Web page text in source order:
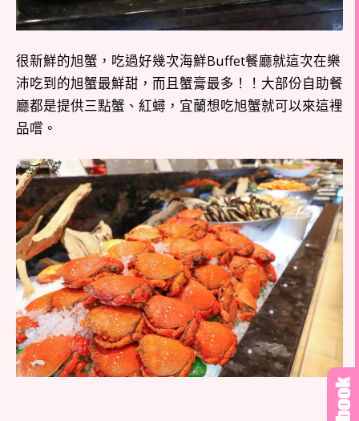
很新鮮的旭蟹，吃過好幾次海鮮Buffet餐廳就這次在樂
沛吃到的旭蟹最鮮甜，而且蟹膏最多！！大部份自助餐
廳都是提供三點蟹、紅蟳，宜蘭想吃旭蟹就可以來這裡
品嚐。